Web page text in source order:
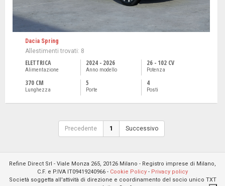
Dacia Spring
Allestimenti trovati: 8
ELETTRICA
Alimentazione
2024 - 2026
Anno modello
26 - 102 CV
Potenza
370 CM
Lunghezza
5
Porte
4
Posti
Precedente 1 Successivo
Refine Direct Srl - Viale Monza 265, 20126 Milano - Registro imprese di Milano,
C.F. e P.IVA IT09419240966 - Cookie Policy - Privacy policy
Società soggetta all'attività di direzione e coordinamento del socio unico TXT